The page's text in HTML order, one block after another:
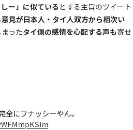
ー」に似ている とする主旨のツイート
見が日本人・タイ人双方から相次い
ったタイ側の感情を心配する声も寄せ
全にフナッシーやん。